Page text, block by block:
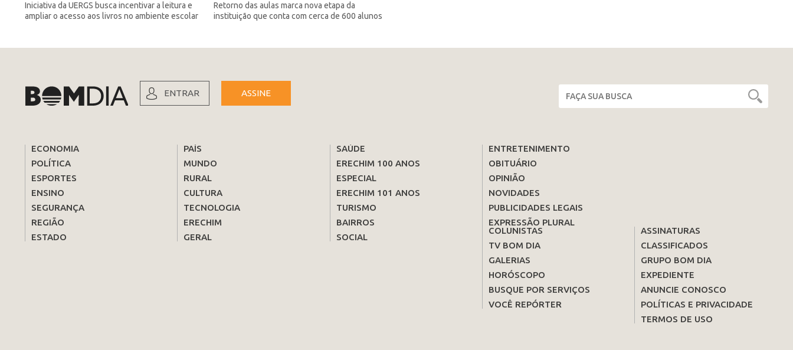
Iniciativa da UERGS busca incentivar a leitura e
ampliar o acesso aos livros no ambiente escolar
Retorno das aulas marca nova etapa da
instituição que conta com cerca de 600 alunos
ENTRAR ASSINE
ECONOMIA
POLÍTICA
ESPORTES
ENSINO
SEGURANÇA
REGIÃO
ESTADO
PAÍS
MUNDO
RURAL
CULTURA
TECNOLOGIA
ERECHIM
GERAL
SAÚDE
ERECHIM 100 ANOS
ESPECIAL
ERECHIM 101 ANOS
TURISMO
BAIRROS
SOCIAL
ENTRETENIMENTO
OBITUÁRIO
OPINIÃO
NOVIDADES
PUBLICIDADES LEGAIS
EXPRESSÃO PLURAL
COLUNISTAS
TV BOM DIA
GALERIAS
HORÓSCOPO
BUSQUE POR SERVIÇOS
VOCÊ REPÓRTER
ASSINATURAS
CLASSIFICADOS
GRUPO BOM DIA
EXPEDIENTE
ANUNCIE CONOSCO
POLÍTICAS E PRIVACIDADE
TERMOS DE USO